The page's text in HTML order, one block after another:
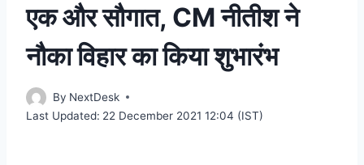
एक और सौगात, CM नीतीश ने
नौका विहार का किया शुभारंभ
By NextDesk
Last Updated: 22 December 2021 12:04 (IST)